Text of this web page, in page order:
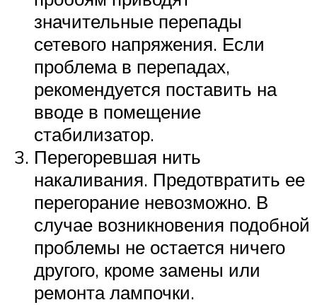
значительные перепады
сетевого напряжения. Если
проблема в перепадах,
рекомендуется поставить на
вводе в помещение
стабилизатор.
Перегоревшая нить
накаливания. Предотвратить ее
перегорание невозможно. В
случае возникновения подобной
проблемы не остается ничего
другого, кроме замены или
ремонта лампочки.